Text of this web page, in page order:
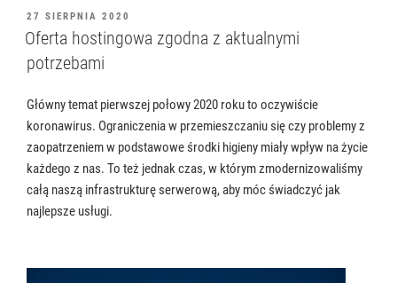
OPUBLIKOWANE
W
27 SIERPNIA 2020
Oferta hostingowa zgodna z aktualnymi
potrzebami
Główny temat pierwszej połowy 2020 roku to oczywiście
koronawirus. Ograniczenia w przemieszczaniu się czy problemy z
zaopatrzeniem w podstawowe środki higieny miały wpływ na życie
każdego z nas. To też jednak czas, w którym zmodernizowaliśmy
całą naszą infrastrukturę serwerową, aby móc świadczyć jak
najlepsze usługi.